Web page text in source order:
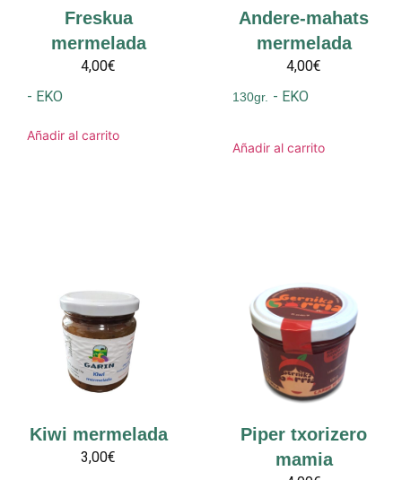
Freskua
mermelada
4,00€
- EKO
Añadir al carrito
Andere-mahats
mermelada
4,00€
130gr. - EKO
Añadir al carrito
Kiwi mermelada
3,00€
Piper txorizero
mamia